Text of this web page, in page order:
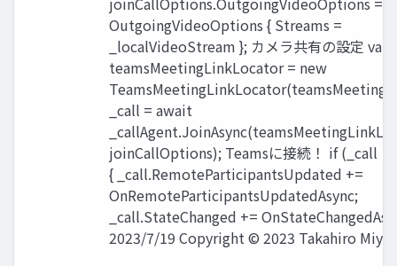
OutgoingVideoOptions { Streams =
_localVideoStream }; カメラ共有の設定 var
teamsMeetingLinkLocator = new
_call = await
joinCallOptions); Teamsに接続！ if (_call
{ _call.RemoteParticipantsUpdated +=
OnRemoteParticipantsUpdatedAsync;
_call.StateChanged +=
2023/7/19 Copyright © 2023 Takahiro